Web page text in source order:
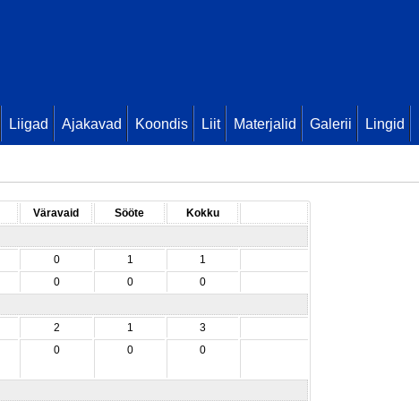
Liigad Ajakavad Koondis Liit Materjalid Galerii Lingid
Väravaid Sööte
Kokku
0 1
1
0 0
0
2 1
3
0 0 0